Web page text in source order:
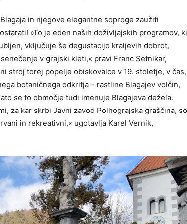
in njegove elegantne soproge zaužiti
»To je eden naših doživljajskih programov, ki
vključuje še degustacijo kraljevih dobrot,
v grajski kleti,« pravi Franc Setnikar,
stroj torej popelje obiskovalce v 19. stoletje, v čas,
botaničnega odkritja – rastline Blagajev volčin,
se to območje tudi imenuje Blagajeva dežela.
za kar skrbi Javni zavod Polhograjska graščina, so
in rekreativni,« ugotavlja Karel Vernik,